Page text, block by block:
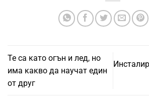
Те са като огън и лед, но
има какво да научат един
от друг